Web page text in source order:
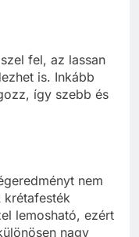
fel, az lassan
is. Inkább
így szebb és
nem
krétafesték
lemosható, ezért
nagy